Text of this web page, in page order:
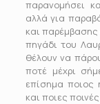
παρανομήσει
αλλά για
και
πηγάδι του
θέλουν να
ποτέ μέχρι
επίσημα ποιος
και ποιες